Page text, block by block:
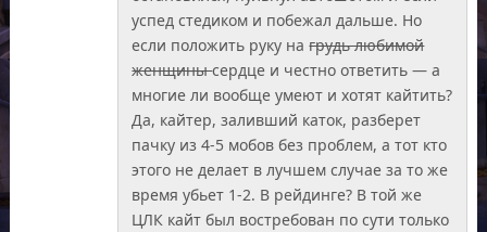
успед стедиком и побежал дальше. Но
если положить руку нагрудь любимой
женщинысердце и честно ответить — а
многие ли вообще умеют и хотят кайтить?
Да, кайтер, заливший каток, разберет
пачку из 4-5 мобов без проблем, а тот кто
этого не делает в лучшем случае за то же
время убьет 1-2. В рейдинге? В той же
ЦЛК кайт был востребован по сути только